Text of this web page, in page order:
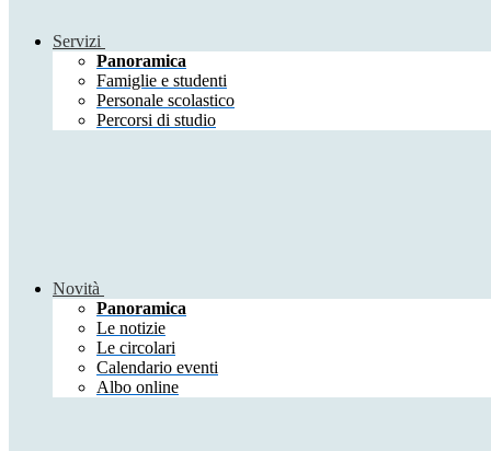
Servizi
Panoramica
Famiglie e studenti
Personale scolastico
Percorsi di studio
Novità
Panoramica
Le notizie
Le circolari
Calendario eventi
Albo online